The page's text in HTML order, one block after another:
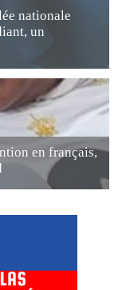
nationale
un
en français,